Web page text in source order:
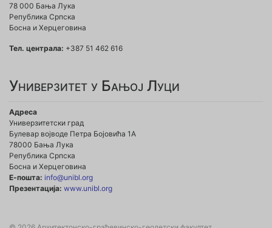
78 000 Бања Лука
Република Српска
Босна и Херцеговина
Тел. централа: +387 51 462 616
Универзитет у Бањој Луци
Адреса
Универзитетски град
Булевар војводе Петра Бојовића 1А
78000 Бања Лука
Република Српска
Босна и Херцеговина
Е-пошта: info@unibl.org
Презентација: www.unibl.org